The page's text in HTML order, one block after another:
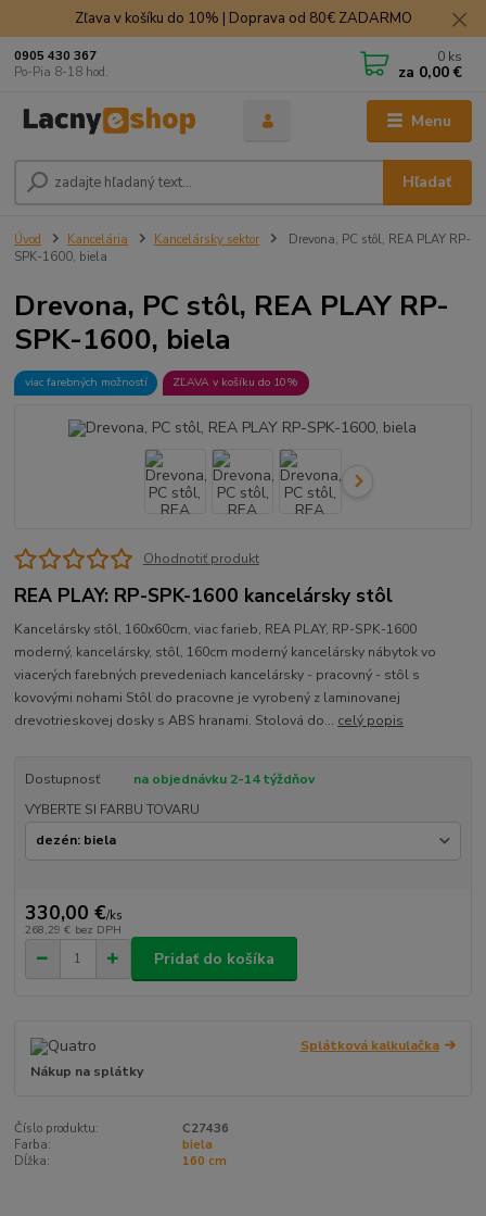
Zľava v košíku do 10% | Doprava od 80€ ZADARMO
Menu
Hľadať
0905 430 367
Po-Pia 8-18 hod.
0 ks
za 0,00 €
Úvod Kancelária Kancelársky sektor
Drevona, PC stôl, REA PLAY RP-
SPK-1600, biela
Drevona, PC stôl, REA PLAY RP-
SPK-1600, biela
viac farebných možností ZĽAVA v košíku do 10%
Ohodnotiť produkt
REA PLAY: RP-SPK-1600 kancelársky stôl
Kancelársky stôl, 160x60cm, viac farieb, REA PLAY, RP-SPK-1600
moderný, kancelársky, stôl, 160cm moderný kancelársky nábytok vo
viacerých farebných prevedeniach kancelársky - pracovný - stôl s
kovovými nohami Stôl do pracovne je vyrobený z laminovanej
drevotrieskovej dosky s ABS hranami. Stolová do... celý popis
Dostupnosť
na objednávku 2-14 týždňov
VYBERTE SI FARBU TOVARU
330,00 €/ks
268,29 € bez DPH
Pridať do košíka
Splátková kalkulačka
Nákup na splátky
Číslo produktu:
C27436
Farba:
biela
Dĺžka:
160 cm